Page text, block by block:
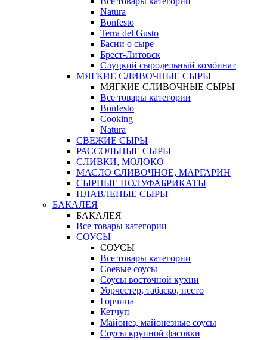
Natura
Bonfesto
Terra del Gusto
Басни о сыре
Брест-Литовск
Слуцкий сыродельный комбинат
МЯГКИЕ СЛИВОЧНЫЕ СЫРЫ
МЯГКИЕ СЛИВОЧНЫЕ СЫРЫ
Все товары категории
Bonfesto
Cooking
Natura
СВЕЖИЕ СЫРЫ
РАССОЛЬНЫЕ СЫРЫ
СЛИВКИ, МОЛОКО
МАСЛО СЛИВОЧНОЕ, МАРГАРИН
СЫРНЫЕ ПОЛУФАБРИКАТЫ
ПЛАВЛЕНЫЕ СЫРЫ
БАКАЛЕЯ
БАКАЛЕЯ
Все товары категории
СОУСЫ
СОУСЫ
Все товары категории
Соевые соусы
Соусы восточной кухни
Уорчестер, табаско, песто
Горчица
Кетчуп
Майонез, майонезные соусы
Соусы крупной фасовки